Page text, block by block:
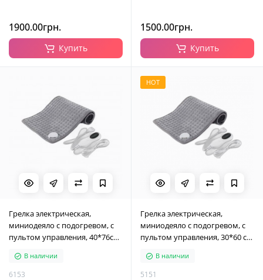
1900.00грн.
Купить
1500.00грн.
Купить
Грелка электрическая,
миниодеяло с подогревом, с
пультом управления, 40*76см,
В наличии
6153
HOT
Грелка электрическая,
миниодеяло с подогревом, с
пультом управления, 30*60 см,
В наличии
5151